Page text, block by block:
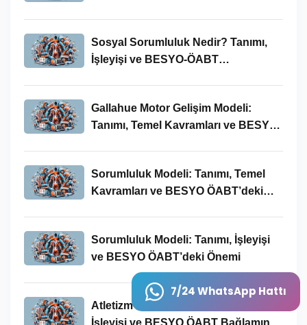
7/24 WhatsApp Hattı
Sosyal Sorumluluk Nedir? Tanımı,
İşleyişi ve BESYO-ÖABT
Gallahue Motor Gelişim Modeli:
Tanımı, Temel Kavramları ve BESYO-
Sorumluluk Modeli: Tanımı, Temel
Kavramları ve BESYO ÖABT’deki
Sorumluluk Modeli: Tanımı, İşleyişi
ve BESYO ÖABT’deki Önemi
Atletizm Nedir? Temel Kavramları,
İşleyişi ve BESYO ÖABT Bağlamında